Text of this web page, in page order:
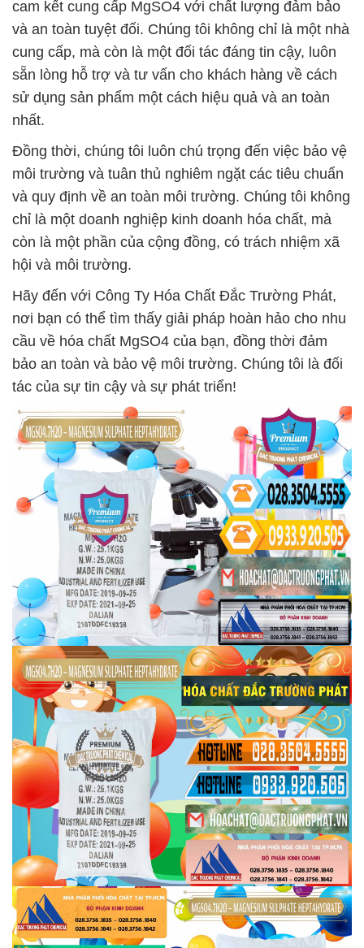
cam kết cung cấp MgSO4 với chất lượng đảm bảo
và an toàn tuyệt đối. Chúng tôi không chỉ là một nhà
cung cấp, mà còn là một đối tác đáng tin cậy, luôn
sẵn lòng hỗ trợ và tư vấn cho khách hàng về cách
sử dụng sản phẩm một cách hiệu quả và an toàn
nhất.
Đồng thời, chúng tôi luôn chú trọng đến việc bảo vệ
môi trường và tuân thủ nghiêm ngặt các tiêu chuẩn
và quy định về an toàn môi trường. Chúng tôi không
chỉ là một doanh nghiệp kinh doanh hóa chất, mà
còn là một phần của cộng đồng, có trách nhiệm xã
hội và môi trường.
Hãy đến với Công Ty Hóa Chất Đắc Trường Phát,
nơi bạn có thể tìm thấy giải pháp hoàn hảo cho nhu
cầu về hóa chất MgSO4 của bạn, đồng thời đảm
bảo an toàn và bảo vệ môi trường. Chúng tôi là đối
tác của sự tin cậy và sự phát triển!